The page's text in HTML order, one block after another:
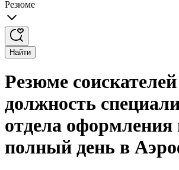
Резюме
Найти
Резюме
должность
отдела оформления
полный день в